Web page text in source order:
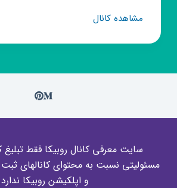
مشاهده کانالکانال
دانشگاه
سایت معرفی کانال روبیکا فقط تبلیغ
مسئولیتی نسبت به محتوای کانالهای
و اپلکیشن روبیکا